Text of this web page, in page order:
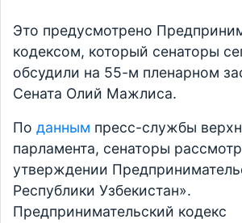
Это предусмотрено
кодексом, который сенаторы
обсудили на 55-м пленарном
Сената Олий Мажлиса.
По данным пресс-службы
парламента, сенаторы
утверждении
Республики Узбекистан».
Предпринимательский кодекс